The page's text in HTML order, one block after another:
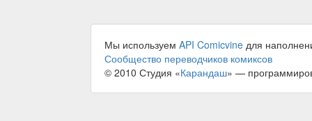
Мы используем API Comicvine для
Сообщество переводчиков комиксов
© 2010 Студия «Карандаш» —